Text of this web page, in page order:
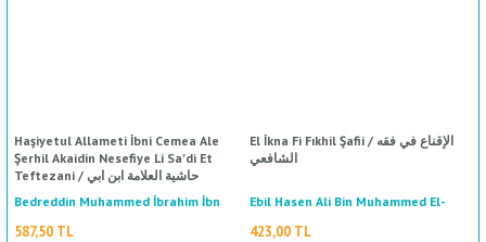
Haşiyetul Allameti İbni Cemea Ale
Şerhil Akaidin Nesefiye Li Sa'di Et
Teftezani / حاشية العلامة ابن ابي
الجماعة على شرح العقائد النسفية للسعد
التفتازاني
Bedreddin Muhammed İbrahim İbn
Cemea El Kenani / بدر الدين محمد بن
587,50 TL
El İkna Fi Fıkhil Şafii / الإقناع في فقه
الشافعي
Ebil Hasen Ali Bin Muhammed El-
Maverdi El Basri / أبي الحسن علي بن
423,00 TL